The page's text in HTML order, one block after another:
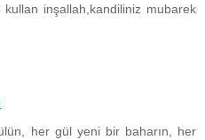
inşallah,kandiliniz mubarek
her gül yeni bir baharın, her